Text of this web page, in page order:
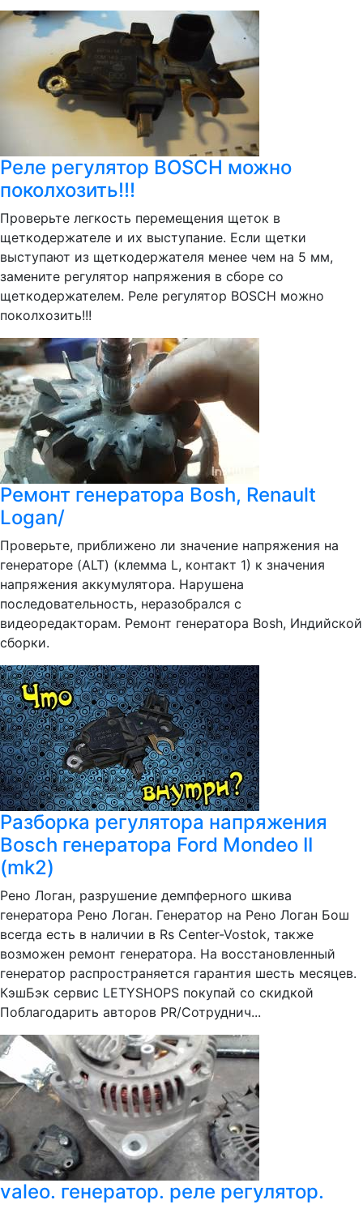
Реле регулятор BOSCH можно
поколхозить!!!
Проверьте легкость перемещения щеток в
щеткодержателе и их выступание. Если щетки
выступают из щеткодержателя менее чем на 5 мм,
замените регулятор напряжения в сборе со
щеткодержателем. Реле регулятор BOSCH можно
поколхозить!!!
Ремонт генератора Bosh, Renault
Logan/
Проверьте, приближено ли значение напряжения на
генераторе (ALT) (клемма L, контакт 1) к значения
напряжения аккумулятора. Нарушена
последовательность, неразобрался с
видеоредакторам. Ремонт генератора Bosh, Индийской
сборки.
Разборка регулятора напряжения
Bosch генератора Ford Mondeo II
(mk2)
Рено Логан, разрушение демпферного шкива
генератора Рено Логан. Генератор на Рено Логан Бош
всегда есть в наличии в Rs Center-Vostok, также
возможен ремонт генератора. На восстановленный
генератор распространяется гарантия шесть месяцев.
КэшБэк сервис LETYSHOPS покупай со скидкой
Поблагодарить авторов PR/Сотруднич...
valeo. генератор. реле регулятор.